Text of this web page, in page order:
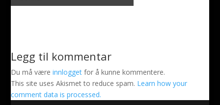
Legg til kommentar
Du må væreinnlogget for å kunne kommentere.
This site uses Akismet to reduce spam. Learn how your
comment data is processed.